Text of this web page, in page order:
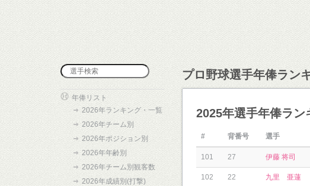
年俸リスト
2026年ランキング・一覧
2026年チーム別
2026年ポジション別
2026年年齢別
2026年チーム別観客数
2026年成績別(打撃)
プロ野球選手年俸ラン
2025年選手年俸ラン
# 背番号 選手
101 27 伊藤 将司
102 22 九里 亜蓮